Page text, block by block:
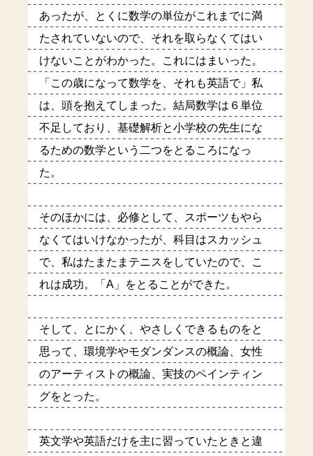
あったが、とくに数学の単位がこれまでに満
たされていないので、それを取らなくてはい
けないことがわかった。これにはまいった。
「この歳になって数学を、それも英語で」私
は、頭を抱えてしまった。結局数学は６単位
不足しており、基礎解析と小学校の先生にな
るための数学という二つをとるころになっ
た。
そのほかには、必修として、スポーツもやら
なくてはいけなかったが、科目はスカッシュ
で、私はたまたまテニスをしていたので、こ
れは成功。「A」をとることができた。
そして、とにかく、やさしくできるものをと
思って、環境学やモダンダンスの概論、女性
のアーティストの概論、実技のペインティン
グをとった。
英文学や英語だけを主に習っていたときと違